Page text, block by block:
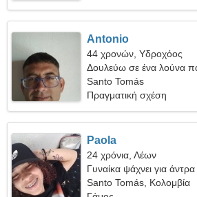
Antonio
44 χρονών, Υδροχόος
Δουλεύω σε ένα λούνα
ντροπαλή γυναίκα
Santo Tomás
Πραγματική σχέση
Paola
24 χρόνια, Λέων
Γυναίκα ψάχνει για
Santo Tomás, Κολομβία